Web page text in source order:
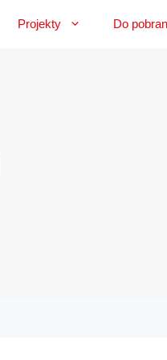
Projekty Do